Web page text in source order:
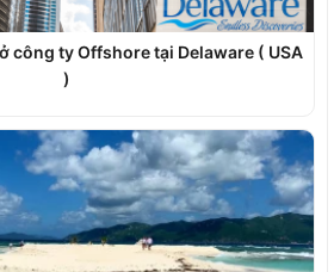
công ty Offshore tại Delaware ( USA
)